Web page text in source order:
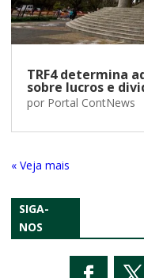
TRF4 determina
sobre lucros e
por Portal ContNews
« Entradas Antigas
SIGA-
NOS